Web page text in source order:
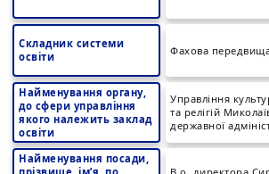
Складник системи
освіти
Фахова
Найменування органу,
до сфери управління
якого належить заклад
освіти
Управління
та релігій
державної
Найменування посади,